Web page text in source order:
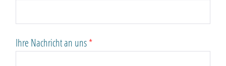
Ihre Nachricht an uns*